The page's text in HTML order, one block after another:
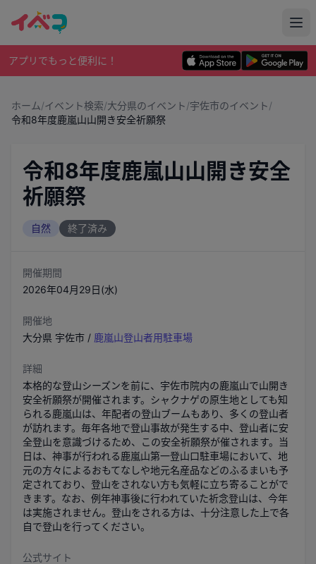
アプリでもっと便利に！
ホーム/イベント検索/大分県のイベント/宇佐市のイベント/
令和8年度鹿嵐山山開き安全祈願祭
令和8年度鹿嵐山山開き安全
祈願祭
自然 終了済み
開催期間
2026年04月29日(水)
開催地
大分県 宇佐市 / 鹿嵐山登山者用駐車場
詳細
本格的な登山シーズンを前に、宇佐市院内の鹿嵐山で山開き
安全祈願祭が開催されます。シャクナゲの原生地としても知
られる鹿嵐山は、年配者の登山ブームもあり、多くの登山者
が訪れます。毎年各地で登山事故が発生する中、登山者に安
全登山を意識づけるため、この安全祈願祭が催されます。当
日は、神事が行われる鹿嵐山第一登山口駐車場において、地
元の方々によるおもてなしや地元名産品などのふるまいも予
定されており、登山をされない方も気軽に立ち寄ることがで
きます。なお、例年神事後に行われていた祈念登山は、今年
は実施されません。登山をされる方は、十分注意した上で各
自で登山を行ってください。
公式サイト